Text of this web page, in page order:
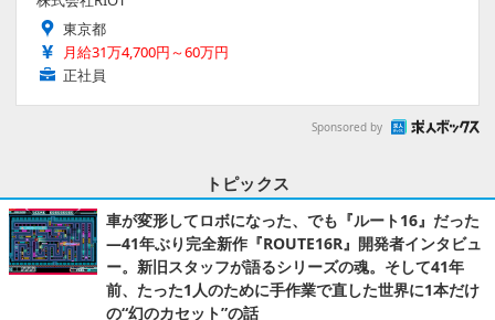
東京都
月給31万4,700円～60万円
正社員
Sponsored by
トピックス
車が変形してロボになった、でも『ルート16』だった
―41年ぶり完全新作『ROUTE16R』開発者インタビュ
ー。新旧スタッフが語るシリーズの魂。そして41年
前、たった1人のために手作業で直した世界に1本だけ
の“幻のカセット”の話